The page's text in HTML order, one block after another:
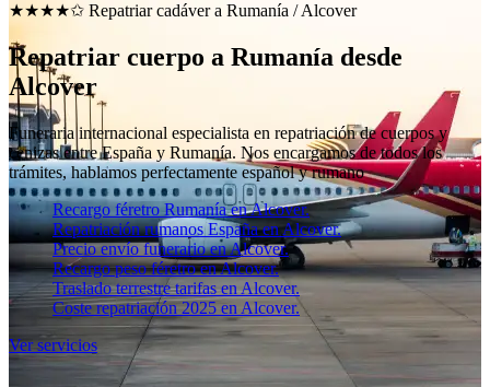
★★★★✩ Repatriar cadáver a Rumanía /Alcover
Repatriar cuerpo a Rumanía desde
Alcover
Funeraria internacional especialista en repatriación de cuerpos y
cenizas entre España y Rumanía. Nos encargamos de todos los
trámites, hablamos perfectamente español y rumano
Recargo féretro Rumanía en Alcover.
Repatriación rumanos España en Alcover.
Precio envío funerario en Alcover.
Recargo peso féretro en Alcover.
Traslado terrestre tarifas en Alcover.
Coste repatriación 2025 en Alcover.
Ver servicios